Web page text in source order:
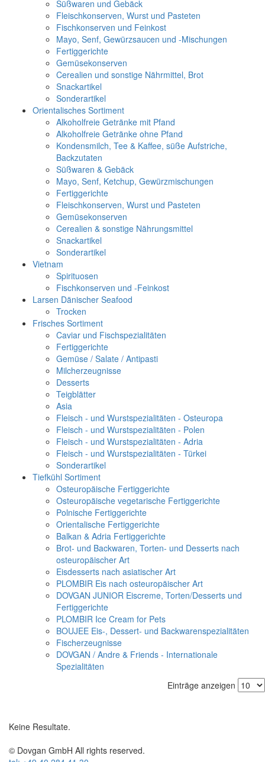
Süßwaren und Gebäck
Fleischkonserven, Wurst und Pasteten
Fischkonserven und Feinkost
Mayo, Senf, Gewürzsaucen und -Mischungen
Fertiggerichte
Gemüsekonserven
Cerealien und sonstige Nährmittel, Brot
Snackartikel
Sonderartikel
Orientalisches Sortiment
Alkoholfreie Getränke mit Pfand
Alkoholfreie Getränke ohne Pfand
Kondensmilch, Tee & Kaffee, süße Aufstriche,
Backzutaten
Süßwaren & Gebäck
Mayo, Senf, Ketchup, Gewürzmischungen
Fertiggerichte
Fleischkonserven, Wurst und Pasteten
Gemüsekonserven
Cerealien & sonstige Nährungsmittel
Snackartikel
Sonderartikel
Vietnam
Spirituosen
Fischkonserven und -Feinkost
Larsen Dänischer Seafood
Trocken
Frisches Sortiment
Caviar und Fischspezialitäten
Fertiggerichte
Gemüse / Salate / Antipasti
Milcherzeugnisse
Desserts
Teigblätter
Asia
Fleisch - und Wurstspezialitäten - Osteuropa
Fleisch - und Wurstspezialitäten - Polen
Fleisch - und Wurstspezialitäten - Adria
Fleisch - und Wurstspezialitäten - Türkei
Sonderartikel
Tiefkühl Sortiment
Osteuropäische Fertiggerichte
Osteuropäische vegetarische Fertiggerichte
Polnische Fertiggerichte
Orientalische Fertiggerichte
Balkan & Adria Fertiggerichte
Brot- und Backwaren, Torten- und Desserts nach
osteuropäischer Art
Eisdesserts nach asiatischer Art
PLOMBIR Eis nach osteuropäischer Art
DOVGAN JUNIOR Eiscreme, Torten/Desserts und
Fertiggerichte
PLOMBIR Ice Cream for Pets
BOUJEE Eis-, Dessert- und Backwarenspezialitäten
Fischerzeugnisse
DOVGAN / Andre & Friends - Internationale
Spezialitäten
Einträge anzeigen
Keine Resultate.
© Dovgan GmbH All rights reserved.